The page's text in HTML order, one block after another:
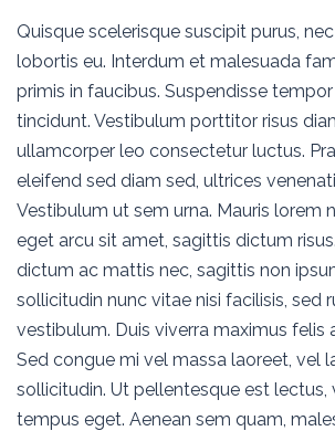
Quisque scelerisque suscipit purus,
lobortis eu. Interdum et malesuada
primis in faucibus. Suspendisse
tincidunt. Vestibulum porttitor risus
ullamcorper leo consectetur luctus.
eleifend sed diam sed, ultrices
Vestibulum ut sem urna. Mauris lorem
eget arcu sit amet, sagittis dictum
dictum ac mattis nec, sagittis non
sollicitudin nunc vitae nisi facilisis, sed
vestibulum. Duis viverra maximus felis
Sed congue mi vel massa laoreet, vel
sollicitudin. Ut pellentesque est lectus,
tempus eget. Aenean sem quam,